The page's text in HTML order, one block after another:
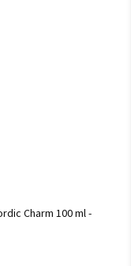
Charm 100 ml -